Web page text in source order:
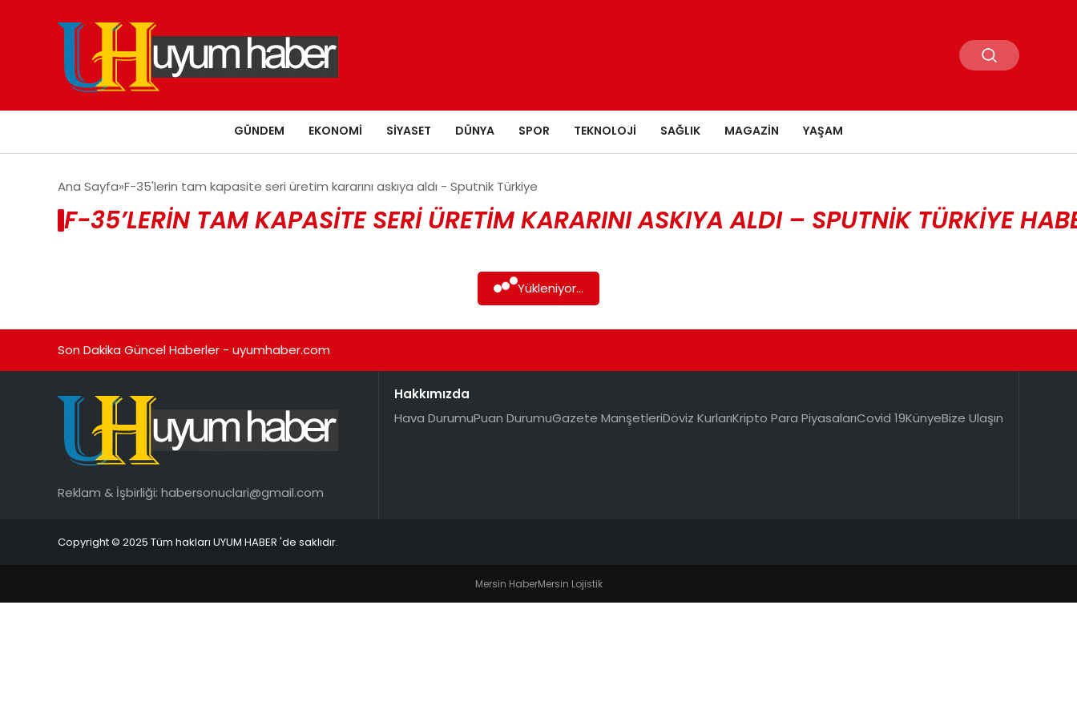
GÜNDEM EKONOMI SIYASET DÜNYA SPOR TEKNOLOJI SAĞLIK MAGAZIN YAŞAM
Ana Sayfa F-35'lerin tam kapasite seri üretim kararını askıya aldı - Sputnik Türkiye
F-35’LERIN TAM KAPASITE SERI ÜRETIM KARARINI ASKIYA ALDI – SPUTNIK TÜRKIYE
Yükleniyor...
Son Dakika Güncel Haberler - uyumhaber.com
Reklam & İşbirliği: habersonuclari@gmail.com
Hakkımızda
Hava DurumuPuan DurumuGazete ManşetleriDöviz KurlarıKripto Para PiyasalarıCovid 19KünyeBize Ulaşın
Copyright © 2025 Tüm hakları UYUM HABER 'de saklıdır.
Mersin HaberMersin Lojistik